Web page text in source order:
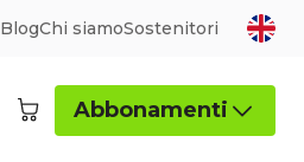
BlogChi siamoSostenitori
Abbonamenti